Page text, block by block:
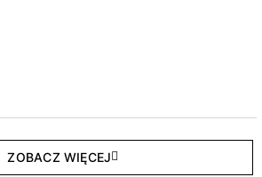
ZOBACZ WIĘCEJ